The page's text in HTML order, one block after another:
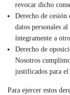
revocar dicho
Derecho de cesión
datos personales
íntegramente a
Derecho de
Nosotros
justificados para el
Para ejercer estos